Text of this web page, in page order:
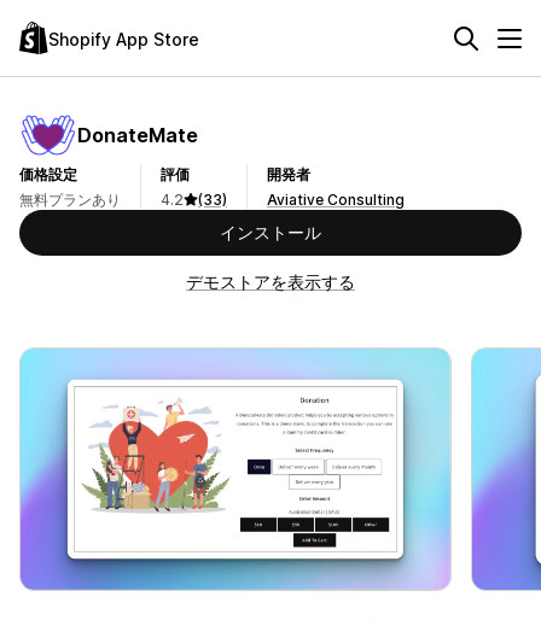
Shopify App Store
DonateMate
価格設定
無料プランあり
評価
4.2
(33)
開発者
Aviative Consulting
インストール
デモストアを表示する